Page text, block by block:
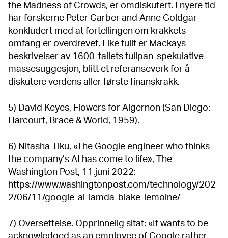
the Madness of Crowds, er omdiskutert. I nyere tid
har forskerne Peter Garber and Anne Goldgar
konkludert med at fortellingen om krakkets
omfang er overdrevet. Like fullt er Mackays
beskrivelser av 1600-tallets tulipan-spekulative
massesuggesjon, blitt et referanseverk for å
diskutere verdens aller første finanskrakk.
5) David Keyes, Flowers for Algernon (San Diego:
Harcourt, Brace & World, 1959).
6) Nitasha Tiku, «The Google engineer who thinks
the company’s AI has come to life», The
Washington Post, 11.juni 2022:
https://www.washingtonpost.com/technology/202
2/06/11/google-ai-lamda-blake-lemoine/
7) Oversettelse. Opprinnelig sitat: «It wants to be